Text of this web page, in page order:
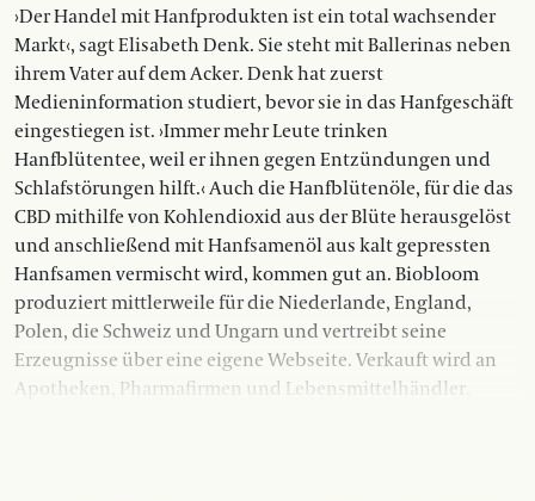
›Der Handel mit Hanfprodukten ist ein total wachsender
Markt‹, sagt Elisabeth Denk. Sie steht mit Ballerinas neben
ihrem Vater auf dem Acker. Denk hat zuerst
Medieninformation studiert, bevor sie in das Hanfgeschäft
eingestiegen ist. ›Immer mehr Leute trinken
Hanfblütentee, weil er ihnen gegen Entzündungen und
Schlafstörungen hilft.‹ Auch die Hanfblütenöle, für die das
CBD mithilfe von Kohlendioxid aus der Blüte herausgelöst
und anschließend mit Hanfsamenöl aus kalt gepressten
Hanfsamen vermischt wird, kommen gut an. Biobloom
produziert mittlerweile für die Niederlande, England,
Polen, die Schweiz und Ungarn und vertreibt seine
Erzeugnisse über eine eigene Webseite. Verkauft wird an
Apotheken, Pharmafirmen und Lebensmittelhändler.